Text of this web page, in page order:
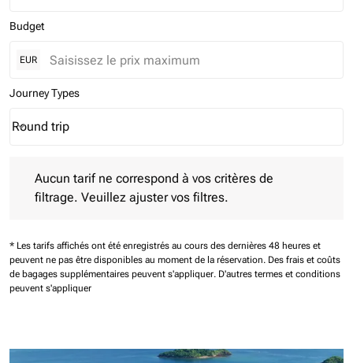
Budget
EUR
Journey Types
Journey Types option Round trip Selected
Round trip
keyboard_arrow_down
Aucun tarif ne correspond à vos critères de
filtrage. Veuillez ajuster vos filtres.
* Les tarifs affichés ont été enregistrés au cours des dernières 48 heures et
peuvent ne pas être disponibles au moment de la réservation. Des frais et coûts
de bagages supplémentaires peuvent s'appliquer. D'autres termes et conditions
peuvent s'appliquer